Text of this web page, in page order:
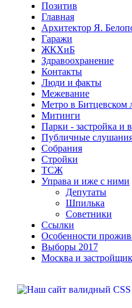
Позитив
Главная
Архитектор Я.
Гаражи
ЖКХиБ
Здравоохранение
Контакты
Люди и факты
Межевание
Метро в Битцевском
Митинги
Парки - застройка и
Публичные
Собрания
Стройки
ТСЖ
Управа и иже с ними
Депутаты
Шпилька
Советники
Ссылки
Особенности
Выборы 2017
Москва и